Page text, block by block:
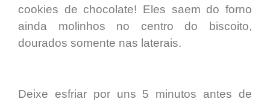
cookies de chocolate! Eles saem do forno
ainda molinhos no centro do biscoito,
dourados somente nas laterais.
Deixe esfriar por uns 5 minutos antes de